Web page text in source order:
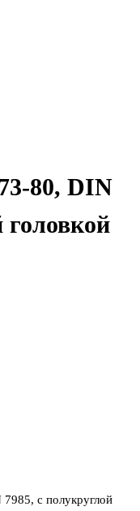
80, DIN
головкой
с полукруглой